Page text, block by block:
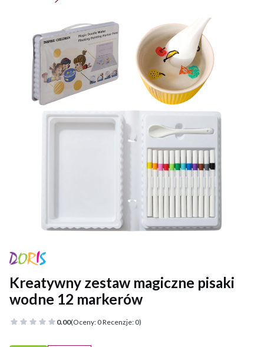
Kreatywny zestaw magiczne pisaki
wodne 12 markerów
0.00(Oceny: 0 Recenzje: 0)